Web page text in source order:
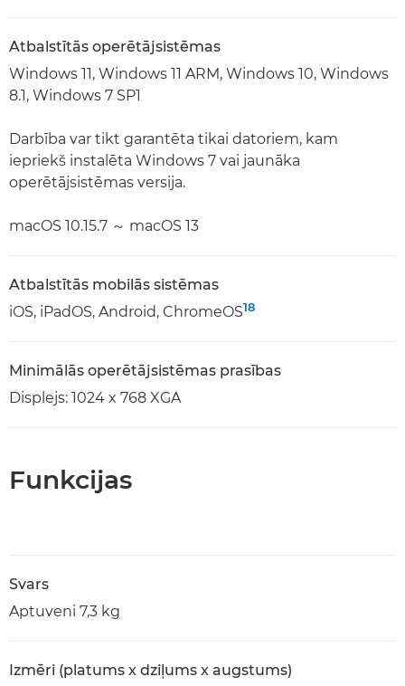
Atbalstītās operētājsistēmas
Windows 11, Windows 11 ARM, Windows 10, Windows
8.1, Windows 7 SP1
Darbība var tikt garantēta tikai datoriem, kam
iepriekš instalēta Windows 7 vai jaunāka
operētājsistēmas versija.
macOS 10.15.7 ～ macOS 13
Atbalstītās mobilās sistēmas
iOS, iPadOS, Android, ChromeOS18
Minimālās operētājsistēmas prasības
Displejs: 1024 x 768 XGA
Funkcijas
Svars
Aptuveni 7,3 kg
Izmēri (platums x dziļums x augstums)